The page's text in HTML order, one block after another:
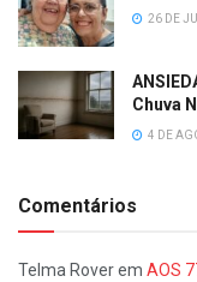
26 DE
Chuva
4 DE
Comentários
Telma Roverem AOS